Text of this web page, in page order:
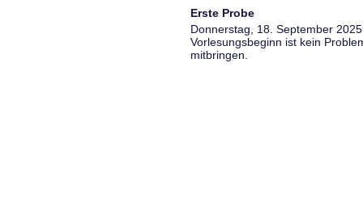
Erste Probe
Donnerstag, 18. September
Vorlesungsbeginn ist kein
mitbringen.